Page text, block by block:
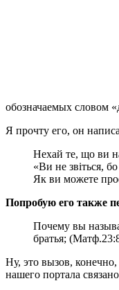
обозначаемых словом
Я прочту его, он
Нехай те, що ви
«Ви не звіться,
Як ви можете
Попробую его также
Почему вы
братья;
Ну, это вызов,
нашего портала